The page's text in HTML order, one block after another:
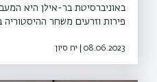
באוניברסיטת בר-אילן היא
פירות וזרעים משחר
08.06.2023 | יח סיון